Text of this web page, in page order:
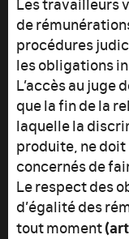
de
procédures
les obligations
L’accès au
que la fin de la
laquelle la
produite, ne
concernés de
Le respect des
d’égalité des
tout moment